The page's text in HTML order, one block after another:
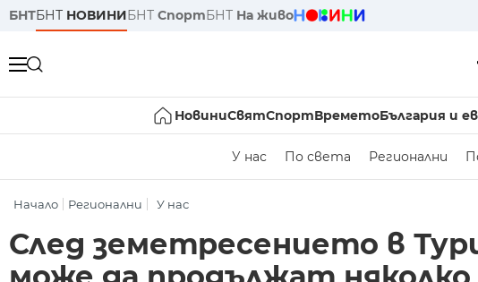
БНТБНТ НОВИНИБНТ СпортБНТ На живо
НовиниСвятСпортВреметоБългария и
У нас По света Регионални
Начало Регионални У нас
След земетресението в